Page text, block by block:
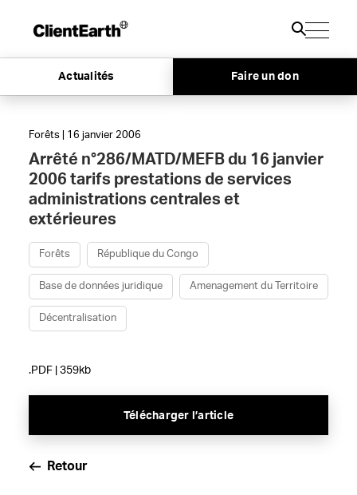
Actualités Faire un don
Forêts | 16 janvier 2006
Arrêté n°286/MATD/MEFB du 16 janvier
2006 tarifs prestations de services
administrations centrales et
extérieures
Forêts République du Congo
Base de données juridique Amenagement du Territoire
Décentralisation
.PDF | 359kb
Télécharger l’article
Retour